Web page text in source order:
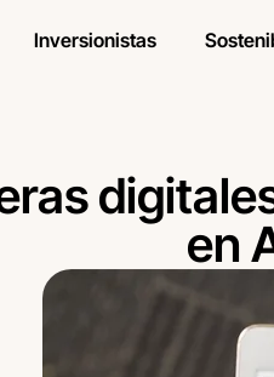
Inversionistas
en